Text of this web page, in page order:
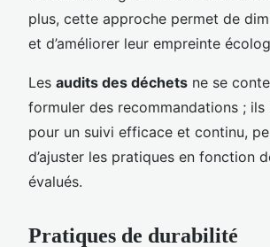
plus, cette approche permet de
et d’améliorer leur empreinte
Les audits des déchets ne se
formuler des recommandations ; ils
pour un suivi efficace et continu,
d’ajuster les pratiques en fonction
évalués.
Pratiques de durabilité